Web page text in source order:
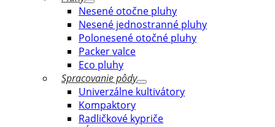
Nesené otočne pluhy
Nesené jednostranné pluhy
Polonesené otočné pluhy
Packer valce
Eco pluhy
Spracovanie pôdy
Univerzálne kultivátory
Kompaktory
Radličkové kypriče